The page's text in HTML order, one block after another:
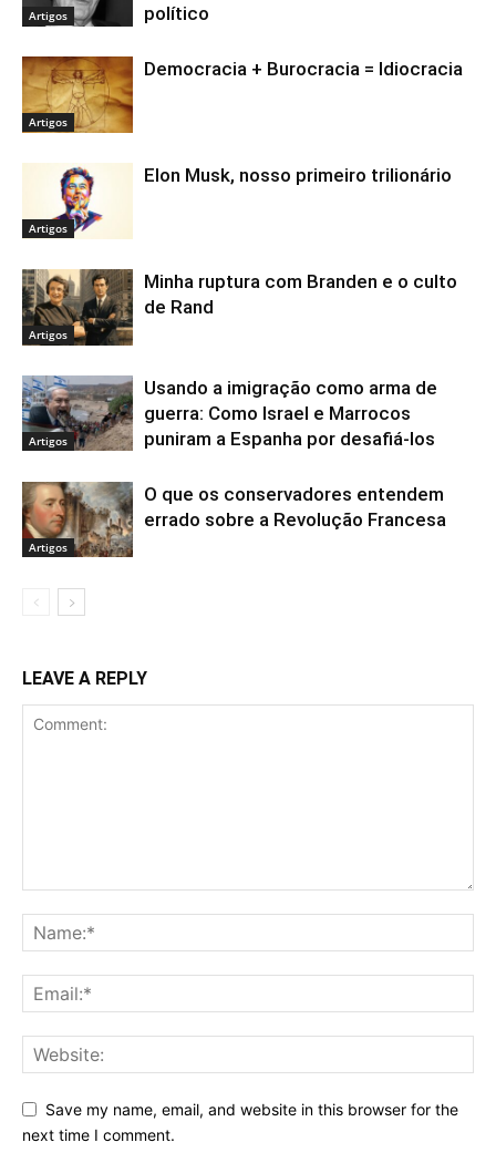
Artigos
político
Artigos
Democracia + Burocracia = Idiocracia
Artigos
Elon Musk, nosso primeiro trilionário
Artigos
Minha ruptura com Branden e o culto
de Rand
Artigos
Usando a imigração como arma de
guerra: Como Israel e Marrocos
puniram a Espanha por desafiá-los
Artigos
O que os conservadores entendem
errado sobre a Revolução Francesa
LEAVE A REPLY
Save my name, email, and website in this browser for the
next time I comment.